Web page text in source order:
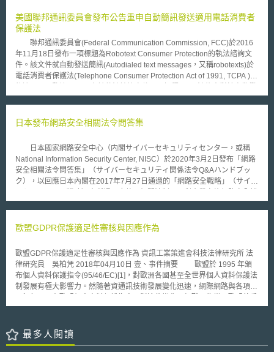
遷移至國家標準與技術研究院核准之PQC聯邦資訊處理標準，並協助關鍵基
礎設施所有者及營運者完成轉換。並要求各機關指定PQC遷移負責人，另就
高價值資產及高影響系統制定遷移計畫，分別於2030年12月31日前及2031
年12月31日前完成其於金鑰建立及數位簽章方面採用PQC。此外，要求將
PQC納入《聯邦採購法規》（Federal Acquisition Regulation）與承包商管
理架構中。 總統行政命令第14413號要求更新《國家量子戰略》（National
Quantum Strategy），包含促進商業化與部署、支持關鍵技術生態系，以及
Computer for Application Development and Discovery Science），推動
技術保護措施等方式，保護敏感技術。 整體而言，前述兩項行政命令分別
人才、技術保護與國際合作等面向，建構美國因應量子技術競爭與資安風險
之政策架構。
美國聯邦通訊委員會發布公告重申自動簡訊發送適用電話消費者
保護法
聯邦通訊委員會(Federal Communication Commission, FCC)於2016
年11月18日發布一項標題為Robotext Consumer Protection的執法諮詢文
件。該文件就自動發送簡訊(Autodialed text messages，又稱robotexts)於
電話消費者保護法(Telephone Consumer Protection Act of 1991, TCPA )內
號系統定義為任何可以儲存或是產出號碼並自動撥打的設備。該法對於自動
(texts)，除非已取得接收方的明示同意(prior express consent)，或符合下列
者隱私保護的情況下，對終端使用者為免費且獲得FCC的豁免， (3) 單純為
回收對聯邦所負擔的債務、或其所保證的債務。 值得注意的是，聯邦
通訊委員會針對當下網路科技發展出的訊息傳送模式做出解釋，簡訊
apps、以及任何符合TCPA自動撥號定義的「網路至電話之簡訊傳送」
(Internet-to-phone text messaging)等兩種情況亦納入TCPA的適用。因此，
式隨時取消其同意；於其主張不想再收到任何自動發送簡訊後，該發送方應
再者，對於已移轉的門號進行自動簡訊之發送，不論發送方是否有認知
號碼自動發送一封簡訊；如之後再度自動發送簡訊，即判定違反TCPA規
範。 FCC此份文件雖從保護消費者的立場出發，但所設條件明顯苛
刻，因此引發諸多爭議。此外引人注意的是，此文件發布前的一個月，ACA
International v. FCC一案才於10月19日結束言詞答辯，該案爭點主要為
FCC是否不當擴張適用TCPA，此案後續可用以追蹤該案聯邦法院是否肯認
FCC對於TCPA的適用觀點。
日本發布網路安全相關法令問答集
日本國家網路安全中心（内閣サイバーセキュリティセンター，或稱
National Information Security Center, NISC）於2020年3月2日發布「網路
安全相關法令問答集」（サイバーセキュリティ関係法令Q&Aハンドブッ
ク），以回應日本內閣在2017年7月27日通過的「網路安全戰略」（サイバ
施與對策之決定。因此，內閣網路安全戰略本部（サイバーセキュリティ戦
会）於同年10月10日成立工作小組，針對網路安全相關法令進行推動與調
安全基本法（サイバーセキュリティ基本法）網路安全之定義與概要； 以
公司法為核心，從經營體制觀點說明董事義務，例如建立內部控制機制，以
確保系統審核與資料揭露之適當性； 以個人資料保護法為核心，例如說明
個人資料的安全管理措施； 以公平交易法（不正競争防止法）為核心，說
明在營業秘密的保護範圍內，利用提供特定資料與技術手段，來實施迴避行
題； 網路安全相關證照制度，例如資訊處理安全確保支援人員； 說明其他
網路安全議題，例如逆向工程、加密、訊息共享等； 說明發生網路安全相
歐盟GDPR保護適足性審核與因應作為
歐盟GDPR保護適足性審核與因應作為 資訊工業策進會科技法律研究所 法
律研究員 吳柏凭 2018年04月10日 壹、事件摘要 歐盟於 1995 年頒
布個人資料保護指令(95/46/EC)[1]，對歐洲各國甚至全世界個人資料保護法
制發展有極大影響力。然隨著資通訊技術發展變化迅速，網際網路與各項應
會(European Commission) 出新的資料保護規則（General Data
正式成為歐盟第2016/679號規則（Regulation (EU) 2016/679）[2]。由於
歐盟原則上禁止個人資料跨境傳輸，只有在被認可具有保護適足性
最多人閱讀